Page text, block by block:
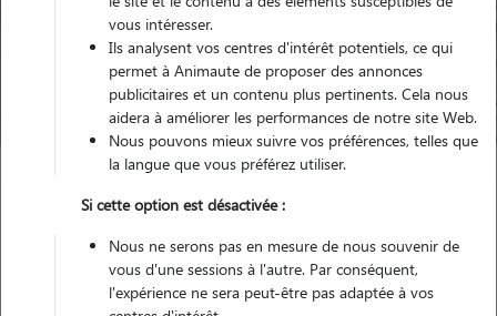
Pour quel animal ?
Trouver mon Pet Sitter
Nos promeneurs et familles d'accueil
vous intéresser.
Ils analysent vos centres d'intérêt potentiels, ce qui
permet à Animaute de proposer des annonces
publicitaires et un contenu plus pertinents. Cela nous
aidera à améliorer les performances de notre site Web.
Nous pouvons mieux suivre vos préférences, telles que
la langue que vous préférez utiliser.
Si cette option est désactivée :
Nous ne serons pas en mesure de nous souvenir de
vous d'une sessions à l'autre. Par conséquent,
l'expérience ne sera peut-être pas adaptée à vos